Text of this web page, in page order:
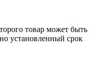
товар может быть
установленный срок